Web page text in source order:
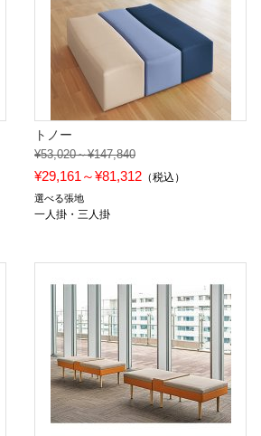
トノー
¥53,020～¥147,840
¥29,161～¥81,312 （税込）
選べる張地
一人掛・三人掛